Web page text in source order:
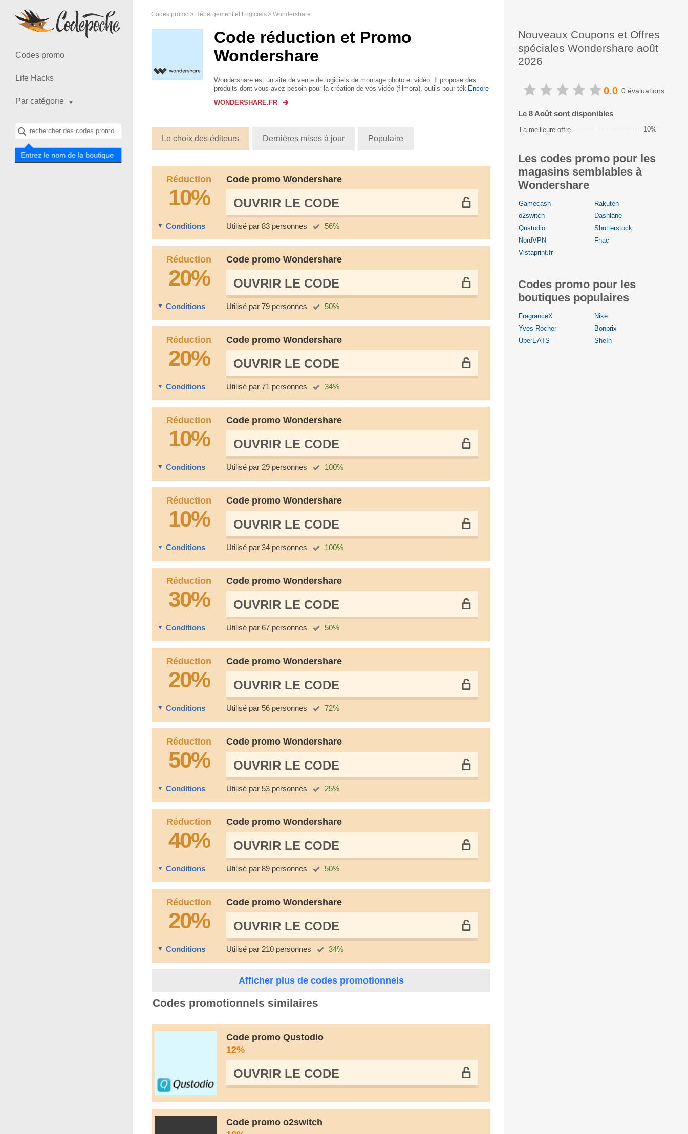
Codes promo
Life Hacks
Par catégorie
Entrez le nom de la boutique
Codes promo Hébergement et Logiciels Wondershare
Code réduction et Promo
Wondershare
Wondershare est un site de vente de logiciels de montage photo et vidéo. Il propose des
produits dont vous avez besoin pour la création de vos vidéo (filmora), outils pour téléphone
Encore
WONDERSHARE.FR
Le choix des éditeurs Dernières mises à jour Populaire
Réduction
10%
Code promo Wondershare
OUVRIR LE СODE
Conditions Utilisé par 83 personnes 56%
Réduction
20%
Code promo Wondershare
OUVRIR LE СODE
Conditions Utilisé par 79 personnes 50%
Réduction
20%
Code promo Wondershare
OUVRIR LE СODE
Conditions Utilisé par 71 personnes 34%
Réduction
10%
Code promo Wondershare
OUVRIR LE СODE
Conditions Utilisé par 29 personnes 100%
Réduction
10%
Code promo Wondershare
OUVRIR LE СODE
Conditions Utilisé par 34 personnes 100%
Réduction
30%
Code promo Wondershare
OUVRIR LE СODE
Conditions Utilisé par 67 personnes 50%
Réduction
20%
Code promo Wondershare
OUVRIR LE СODE
Conditions Utilisé par 56 personnes 72%
Réduction
50%
Code promo Wondershare
OUVRIR LE СODE
Conditions Utilisé par 53 personnes 25%
Réduction
40%
Code promo Wondershare
OUVRIR LE СODE
Conditions Utilisé par 89 personnes 50%
Réduction
20%
Code promo Wondershare
OUVRIR LE СODE
Conditions Utilisé par 210 personnes 34%
Afficher plus de codes promotionnels
Codes promotionnels similaires
Code promo Qustodio
12%
OUVRIR LE СODE
Code promo o2switch
Nouveaux Coupons et Offres
spéciales Wondershare août
2026
0.0 0 évaluations
Le 8 Août sont disponibles
La meilleure offre 10%
Les codes promo pour les
magasins semblables à
Wondershare
Gamecash
Rakuten
o2switch
Dashlane
Qustodio
Shutterstock
NordVPN
Fnac
Vistaprint.fr
Codes promo pour les
boutiques populaires
FragranceX
Nike
Yves Rocher
Bonprix
UberEATS
SheIn